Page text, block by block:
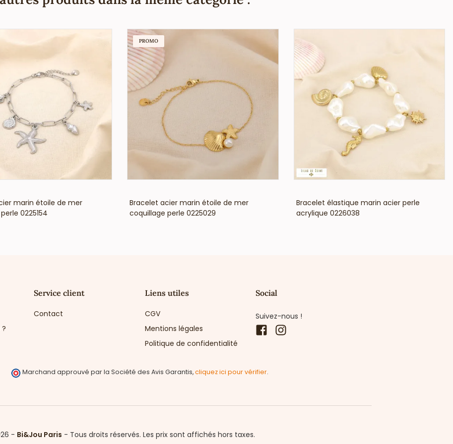
marin étoile de mer
0225154
Bracelet acier marin étoile de mer
coquillage perle 0225029
PROMO
Bracelet élastique marin acier perle
acrylique 0226038
Service client
Contact
Liens utiles
CGV
Mentions légales
Politique de confidentialité
Social
Suivez-nous !
Facebook
Marchand approuvé par la Société des Avis Garantis,cliquez ici pour vérifier.
- Bi&Jou Paris - Tous droits réservés. Les prix sont affichés hors taxes.